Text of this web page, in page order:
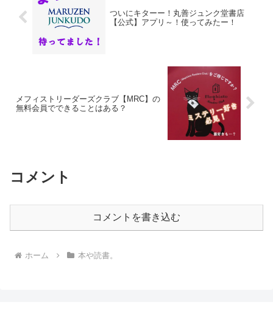
ついにキターー！丸善ジュンク堂書店
【公式】アプリ～！使ってみたー！
メフィストリーダーズクラブ【MRC】の
無料会員でできることはある？
コメント
コメントを書き込む
ホーム 本や読書。